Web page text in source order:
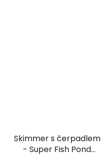
Skimmer s čerpadlem
- Super Fish Pond